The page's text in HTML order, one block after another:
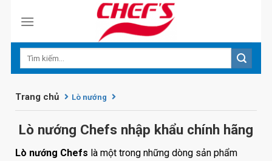
Trang chủ Lò nướng
Lò nướng Chefs nhập khẩu chính hãng
Lò nướng Chefs là một trong những dòng sản phẩm